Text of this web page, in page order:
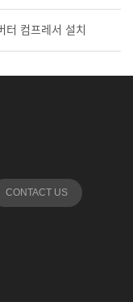
터 컴프레서 설치
CONTACT US